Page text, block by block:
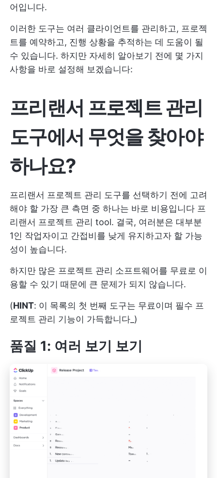
어입니다.
이러한 도구는 여러 클라이언트를 관리하고, 프로젝
트를 예약하고, 진행 상황을 추적하는 데 도움이 될
수 있습니다. 하지만 자세히 알아보기 전에 몇 가지
사항을 바로 설정해 보겠습니다:
프리랜서 프로젝트 관리
도구에서 무엇을 찾아야
하나요?
프리랜서 프로젝트 관리 도구를 선택하기 전에 고려
해야 할 가장 큰 측면 중 하나는 바로 비용입니다 프
리랜서 프로젝트 관리 tool. 결국, 여러분은 대부분
1인 작업자이고 간접비를 낮게 유지하고자 할 가능
성이 높습니다.
하지만 많은 프로젝트 관리 소프트웨어를 무료로 이
용할 수 있기 때문에 큰 문제가 되지 않습니다.
(HINT: 이 목록의 첫 번째 도구는 무료이며 필수 프
로젝트 관리 기능이 가득합니다_)
품질 1: 여러 보기 보기